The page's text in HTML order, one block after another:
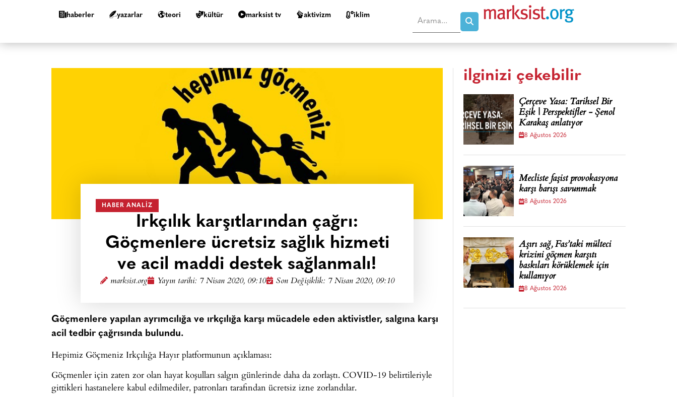
haberler yazarlar teori kültür marksist tv aktivizm i̇klim
HABER ANALIZ
Irkçılık karşıtlarından çağrı:
Göçmenlere ücretsiz sağlık hizmeti
ve acil maddi destek sağlanmalı!
marksist.org Yayın tarihi: 7 Nisan 2020, 09:10 Son Değişiklik: 7 Nisan 2020, 09:10
Göçmenlere yapılan ayrımcılığa ve ırkçılığa karşı mücadele eden aktivistler, salgına karşı
acil tedbir çağrısında bulundu.
Hepimiz Göçmeniz Irkçılığa Hayır platformunun açıklaması:
Göçmenler için zaten zor olan hayat koşulları salgın günlerinde daha da zorlaştı. COVID-19 belirtileriyle
gittikleri hastanelere kabul edilmediler, patronları tarafından ücretsiz izne zorlandılar.
ilginizi çekebilir
Çerçeve Yasa: Tarihsel Bir
Eşik | Perspektifler - Şenol
Karakaş anlatıyor
8 Ağustos 2026
Mecliste faşist provokasyona
karşı barışı savunmak
8 Ağustos 2026
Aşırı sağ, Fas’taki mülteci
krizini göçmen karşıtı
baskıları körüklemek için
kullanıyor
8 Ağustos 2026